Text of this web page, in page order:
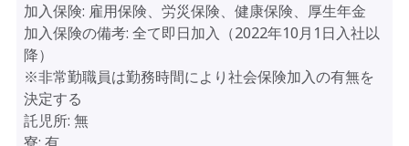
加入保険: 雇用保険、労災保険、健康保険、厚生年金
加入保険の備考: 全て即日加入（2022年10月1日入社以
降）
※非常勤職員は勤務時間により社会保険加入の有無を
決定する
託児所: 無